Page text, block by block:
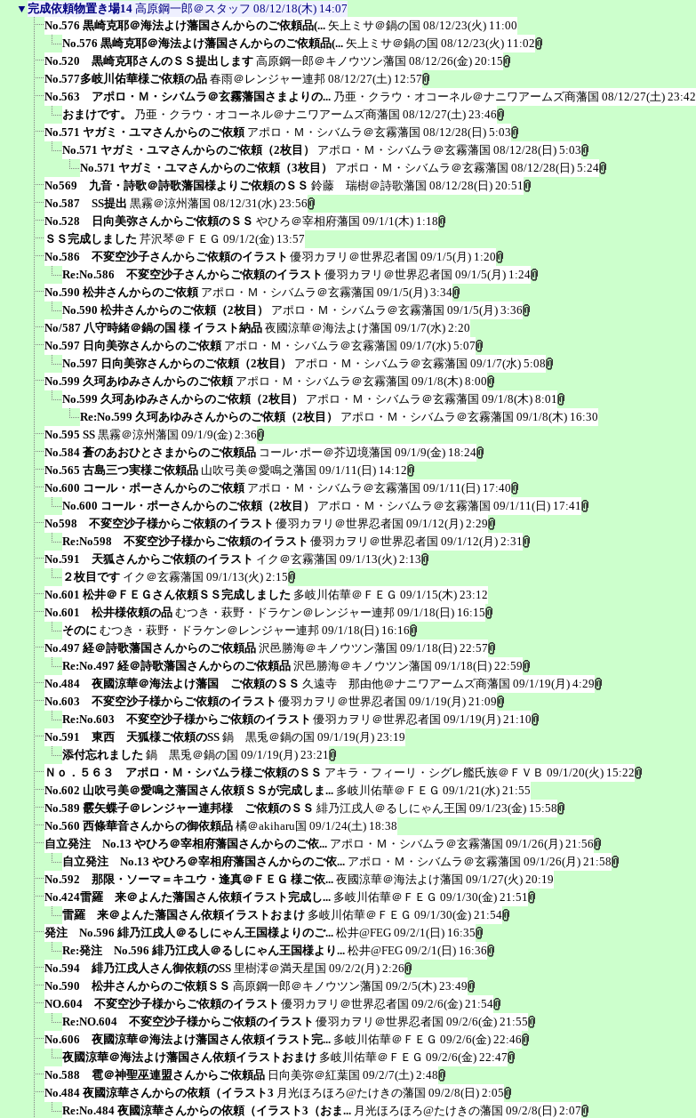
▼ 完成依頼物置き場14 高原鋼一郎＠スタッフ 08/12/18(木) 14:07
No.576 黒崎克耶＠海法よけ藩国さんからのご依頼品(... 矢上ミサ＠鍋の国 08/12/23(火) 11:00
No.576 黒崎克耶＠海法よけ藩国さんからのご依頼品(... 矢上ミサ＠鍋の国 08/12/23(火) 11:02
No.520 黒崎克耶さんのＳＳ提出します 高原鋼一郎＠キノウツン藩国 08/12/26(金) 20:15
No.577多岐川佑華様ご依頼の品 春雨＠レンジャー連邦 08/12/27(土) 12:57
No.563 アポロ・Ｍ・シバムラ＠玄霧藩国さまよりの... 乃亜・クラウ・オコーネル＠ナニワアームズ商藩国 08/12/27(土) 23:42
おまけです。
乃亜・クラウ・オコーネル＠ナニワアームズ商藩国 08/12/27(土) 23:46
No.571 ヤガミ・ユマさんからのご依頼 アポロ・Ｍ・シバムラ＠玄霧藩国 08/12/28(日) 5:03
No.571 ヤガミ・ユマさんからのご依頼（2枚目）
アポロ・Ｍ・シバムラ＠玄霧藩国 08/12/28(日) 5:03
No.571 ヤガミ・ユマさんからのご依頼（3枚目）
アポロ・Ｍ・シバムラ＠玄霧藩国 08/12/28(日) 5:24
No569 九音・詩歌＠詩歌藩国様よりご依頼のＳＳ 鈴藤 瑞樹＠詩歌藩国 08/12/28(日) 20:51
No.587 SS提出 黒霧＠涼州藩国 08/12/31(水) 23:56
No.528 日向美弥さんからご依頼のＳＳ やひろ＠宰相府藩国 09/1/1(木) 1:18
ＳＳ完成しました 芹沢琴＠ＦＥＧ 09/1/2(金) 13:57
No.586 不変空沙子さんからご依頼のイラスト 優羽カヲリ＠世界忍者国 09/1/5(月) 1:20
Re:No.586 不変空沙子さんからご依頼のイラスト 優羽カヲリ＠世界忍者国 09/1/5(月) 1:24
No.590 松井さんからのご依頼 アポロ・Ｍ・シバムラ＠玄霧藩国 09/1/5(月) 3:34
No.590 松井さんからのご依頼（2枚目）
アポロ・Ｍ・シバムラ＠玄霧藩国 09/1/5(月) 3:36
No/587 八守時緒＠鍋の国 様 イラスト納品 夜國涼華＠海法よけ藩国 09/1/7(水) 2:20
No.597 日向美弥さんからのご依頼 アポロ・Ｍ・シバムラ＠玄霧藩国 09/1/7(水) 5:07
No.597 日向美弥さんからのご依頼（2枚目）
アポロ・Ｍ・シバムラ＠玄霧藩国 09/1/7(水) 5:08
No.599 久珂あゆみさんからのご依頼 アポロ・Ｍ・シバムラ＠玄霧藩国 09/1/8(木) 8:00
No.599 久珂あゆみさんからのご依頼（2枚目）
アポロ・Ｍ・シバムラ＠玄霧藩国 09/1/8(木) 8:01
Re:No.599 久珂あゆみさんからのご依頼（2枚目）
アポロ・Ｍ・シバムラ＠玄霧藩国 09/1/8(木) 16:30
No.595 SS 黒霧＠涼州藩国 09/1/9(金) 2:36
No.584 蒼のあおひとさまからのご依頼品 コール･ポー＠芥辺境藩国 09/1/9(金) 18:24
No.565 古島三つ実様ご依頼品 山吹弓美＠愛鳴之藩国 09/1/11(日) 14:12
No.600 コール・ポーさんからのご依頼 アポロ・Ｍ・シバムラ＠玄霧藩国 09/1/11(日) 17:40
No.600 コール・ポーさんからのご依頼（2枚目）
アポロ・Ｍ・シバムラ＠玄霧藩国 09/1/11(日) 17:41
No598 不変空沙子様からご依頼のイラスト 優羽カヲリ＠世界忍者国 09/1/12(月) 2:29
Re:No598 不変空沙子様からご依頼のイラスト 優羽カヲリ＠世界忍者国 09/1/12(月) 2:31
No.591 天狐さんからご依頼のイラスト イク＠玄霧藩国 09/1/13(火) 2:13
２枚目です イク＠玄霧藩国 09/1/13(火) 2:15
No.601 松井＠ＦＥＧさん依頼ＳＳ完成しました 多岐川佑華＠ＦＥＧ 09/1/15(木) 23:12
No.601 松井様依頼の品 むつき・萩野・ドラケン＠レンジャー連邦 09/1/18(日) 16:15
そのに むつき・萩野・ドラケン＠レンジャー連邦 09/1/18(日) 16:16
No.497 経＠詩歌藩国さんからのご依頼品 沢邑勝海＠キノウツン藩国 09/1/18(日) 22:57
Re:No.497 経＠詩歌藩国さんからのご依頼品 沢邑勝海＠キノウツン藩国 09/1/18(日) 22:59
No.484 夜國涼華＠海法よけ藩国 ご依頼のＳＳ 久遠寺 那由他＠ナニワアームズ商藩国 09/1/19(月) 4:29
No.603 不変空沙子様からご依頼のイラスト 優羽カヲリ＠世界忍者国 09/1/19(月) 21:09
Re:No.603 不変空沙子様からご依頼のイラスト 優羽カヲリ＠世界忍者国 09/1/19(月) 21:10
No.591 東西 天狐様ご依頼のSS 鍋 黒兎＠鍋の国 09/1/19(月) 23:19
添付忘れました 鍋 黒兎＠鍋の国 09/1/19(月) 23:21
Ｎｏ．５６３ アポロ・Ｍ・シバムラ様ご依頼のＳＳ アキラ・フィーリ・シグレ艦氏族＠ＦＶＢ 09/1/20(火) 15:22
No.602 山吹弓美＠愛鳴之藩国さん依頼ＳＳが完成しま... 多岐川佑華＠ＦＥＧ 09/1/21(水) 21:55
No.589 霰矢蝶子＠レンジャー連邦様 ご依頼のＳＳ 緋乃江戌人＠るしにゃん王国 09/1/23(金) 15:58
No.560 西條華音さんからの御依頼品 橘＠akiharu国 09/1/24(土) 18:38
自立発注 No.13 やひろ＠宰相府藩国さんからのご依... アポロ・Ｍ・シバムラ＠玄霧藩国 09/1/26(月) 21:56
自立発注 No.13 やひろ＠宰相府藩国さんからのご依... アポロ・Ｍ・シバムラ＠玄霧藩国 09/1/26(月) 21:58
No.592 那限・ソーマ＝キユウ・逢真＠ＦＥＧ 様ご依... 夜國涼華＠海法よけ藩国 09/1/27(火) 20:19
No.424雷羅 来＠よんた藩国さん依頼イラスト完成し... 多岐川佑華＠ＦＥＧ 09/1/30(金) 21:51
雷羅 来＠よんた藩国さん依頼イラストおまけ 多岐川佑華＠ＦＥＧ 09/1/30(金) 21:54
発注 No.596 緋乃江戌人＠るしにゃん王国様よりのご... 松井@FEG 09/2/1(日) 16:35
Re:発注 No.596 緋乃江戌人＠るしにゃん王国様より... 松井@FEG 09/2/1(日) 16:36
No.594 緋乃江戌人さん御依頼のSS 里樹澪＠満天星国 09/2/2(月) 2:26
No.590 松井さんからのご依頼ＳＳ 高原鋼一郎＠キノウツン藩国 09/2/5(木) 23:49
NO.604 不変空沙子様からご依頼のイラスト 優羽カヲリ＠世界忍者国 09/2/6(金) 21:54
Re:NO.604 不変空沙子様からご依頼のイラスト 優羽カヲリ＠世界忍者国 09/2/6(金) 21:55
No.606 夜國涼華＠海法よけ藩国さん依頼イラスト完... 多岐川佑華＠ＦＥＧ 09/2/6(金) 22:46
夜國涼華＠海法よけ藩国さん依頼イラストおまけ 多岐川佑華＠ＦＥＧ 09/2/6(金) 22:47
No.588 雹＠神聖巫連盟さんからご依頼品 日向美弥＠紅葉国 09/2/7(土) 2:48
No.484 夜國涼華さんからの依頼（イラスト3 月光ほろほろ@たけきの藩国 09/2/8(日) 2:05
Re:No.484 夜國涼華さんからの依頼（イラスト3（おま... 月光ほろほろ@たけきの藩国 09/2/8(日) 2:07